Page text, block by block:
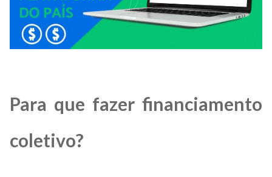
Para que fazer financiamento
coletivo?